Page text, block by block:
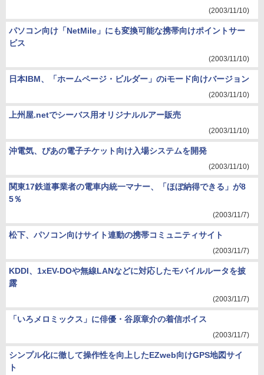
(2003/11/10)
パソコン向け「NetMile」にも変換可能な携帯向けポイントサー
ビス
(2003/11/10)
日本IBM、「ホームページ・ビルダー」のiモード向けバージョン
(2003/11/10)
上州屋.netでシーバス用オリジナルルアー販売
(2003/11/10)
沖電気、ぴあの電子チケット向け入場システムを開発
(2003/11/10)
関東17鉄道事業者の電車内統一マナー、「ほぼ納得できる」が8
5％
(2003/11/7)
松下、パソコン向けサイト連動の携帯コミュニティサイト
(2003/11/7)
KDDI、1xEV-DOや無線LANなどに対応したモバイルルータを披
露
(2003/11/7)
「いろメロミックス」に俳優・谷原章介の着信ボイス
(2003/11/7)
シンプル化に徹して操作性を向上したEZweb向けGPS地図サイ
ト